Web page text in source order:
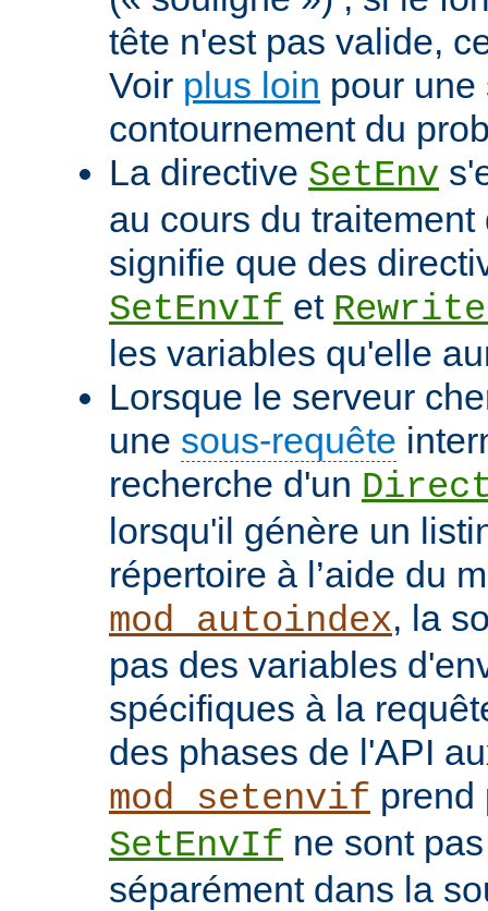
tête n'est pas valide,
Voir plus loin pour
contournement du
La directive SetEnv
au cours du
signifie que des
SetEnvIf et
les variables qu'elle
Lorsque le serveur
une sous-requête
recherche d'un
lorsqu'il génère un
répertoire à l’aide du
mod_autoindex, la
pas des variables
spécifiques à la
des phases de l'API
mod_setenvif prend
SetEnvIf ne sont
séparément dans la